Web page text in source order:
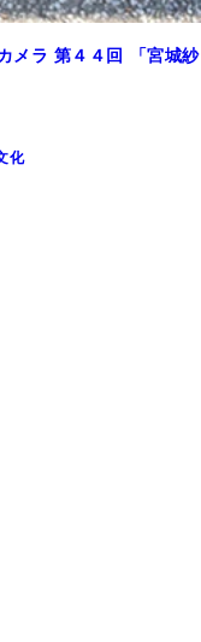
メラ 第４４回 「宮城紗
化